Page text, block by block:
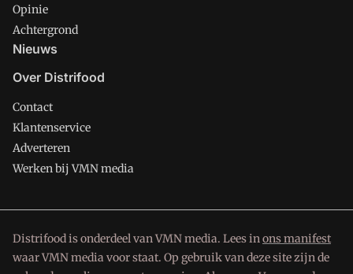
Opinie
Achtergrond
Nieuws
Over Distrifood
Contact
Klantenservice
Adverteren
Werken bij VMN media
Distrifood is onderdeel van VMN media. Lees inons manifest
waar VMN media voor staat. Op gebruik van deze site zijn de